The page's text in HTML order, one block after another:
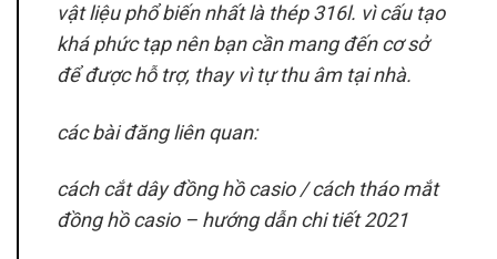
vật liệu phổ biến nhất là thép 316l. vì cấu tạo
khá phức tạp nên bạn cần mang đến cơ sở
để được hỗ trợ, thay vì tự thu âm tại nhà.
các bài đăng liên quan:
cách cắt dây đồng hồ casio / cách tháo mắt
đồng hồ casio – hướng dẫn chi tiết 2021